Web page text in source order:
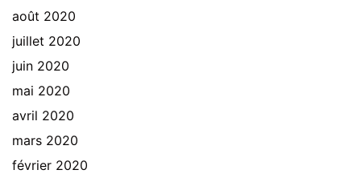
août 2020
juillet 2020
juin 2020
mai 2020
avril 2020
mars 2020
février 2020